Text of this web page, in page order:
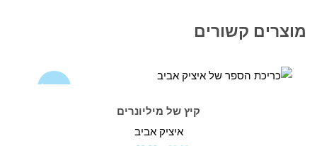
מוצרים קשורים
מבצע!
קיץ של מיליונרים
איציק אביב